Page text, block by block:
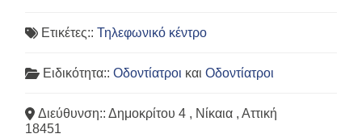
Ετικέτες::Τηλεφωνικό κέντρο
Ειδικότητα::Οδοντίατροι καιΟδοντίατροι
Διεύθυνση::Δημοκρίτου 4 , Νίκαια , Αττική
18451